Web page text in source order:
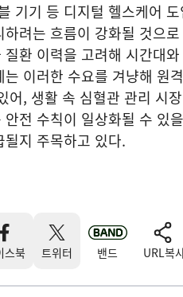
기기 등 디지털 헬스케어
려는 흐름이 강화될 것으
환 이력을 고려해 시간대
이러한 수요를 겨냥해 원
어, 생활 속 심혈관 관리 시
전 수칙이 일상화될 수 있
지 주목하고 있다.
스북 트위터 밴드 URL복